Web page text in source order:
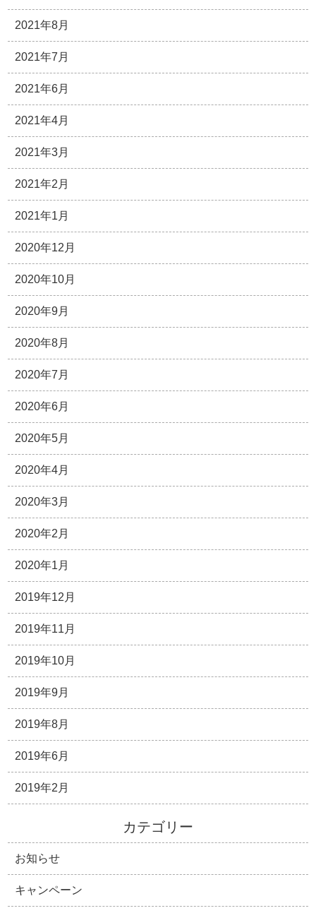
2021年8月
2021年7月
2021年6月
2021年4月
2021年3月
2021年2月
2021年1月
2020年12月
2020年10月
2020年9月
2020年8月
2020年7月
2020年6月
2020年5月
2020年4月
2020年3月
2020年2月
2020年1月
2019年12月
2019年11月
2019年10月
2019年9月
2019年8月
2019年6月
2019年2月
カテゴリー
お知らせ
キャンペーン